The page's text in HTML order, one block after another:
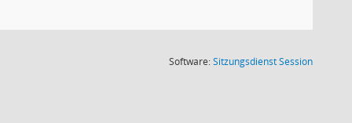
Software:SitzungsdienstSession(Wird in